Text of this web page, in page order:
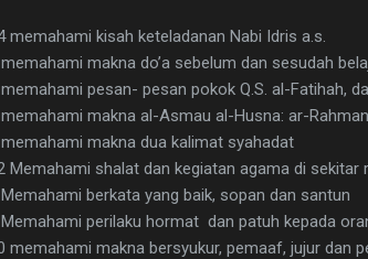
memahami kisah keteladanan Nabi Idris a.s.
memahami makna do’a sebelum dan sesudah
memahami pesan- pesan pokok Q.S. al-Fatihah,
memahami makna al-Asmau al-Husna: ar-
memahami makna dua kalimat syahadat
Memahami shalat dan kegiatan agama di sekitar
Memahami berkata yang baik, sopan dan santun
Memahami perilaku hormat dan patuh kepada
memahami makna bersyukur, pemaaf, jujur dan